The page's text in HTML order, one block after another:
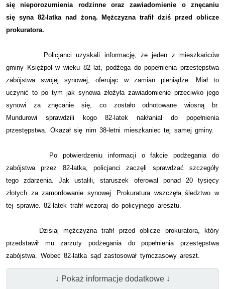
się nieporozumienia rodzinne oraz zawiadomienie o znęcaniu
się syna 82-latka nad żoną. Mężczyzna trafił dziś przed oblicze
prokuratora.
Policjanci uzyskali informację, że jeden z mieszkańców
gminy Księżpol w wieku 82 lat, podżega do popełnienia przestępstwa
zabójstwa swojej synowej, oferując w zamian pieniądze. Miał to
uczynić to po tym jak synowa złożyła zawiadomienie przeciwko jego
synowi za znęcanie się, co zostało odnotowane wiosną br.
Mundurowi sprawdzili kogo 82-latek nakłaniał do popełnienia
przestępstwa. Okazał się nim 38-letni mieszkaniec tej samej gminy.
Po potwierdzeniu informacji o fakcie podżegania do
zabójstwa przez 82-latka, policjanci zaczęli sprawdzać szczegóły
tego zdarzenia. Jak ustalili, staruszek oferował ponad 20 tysięcy
złotych za zamordowanie synowej. Prokuratura wszczęła śledztwo w
tej sprawie. 82-latek trafił wczoraj do policyjnego aresztu.
Dzisiaj mężczyzna trafił przed oblicze prokuratora, który
przedstawił mu zarzuty podżegania do popełnienia przestępstwa
zabójstwa. Wobec 82-latka sąd zastosował tymczasowy areszt.
↓ Pokaż informacje dodatkowe ↓